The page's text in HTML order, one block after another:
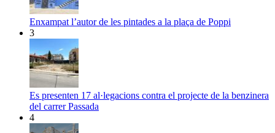
Enxampat l’autor de les pintades a la plaça de Poppi
3
Es presenten 17 al·legacions contra el projecte de la benzinera
del carrer Passada
4